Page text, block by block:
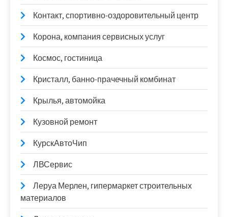
Контакт, спортивно-оздоровительный центр
Корона, компания сервисных услуг
Космос, гостиница
Кристалл, банно-прачечный комбинат
Крылья, автомойка
Кузовной ремонт
КурскАвтоЧип
ЛВСервис
Леруа Мерлен, гипермаркет строительных
материалов